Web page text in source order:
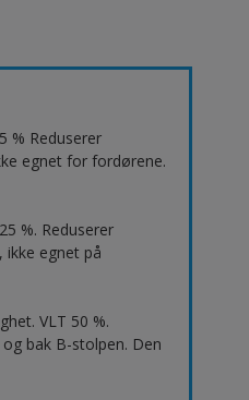
% Reduserer
egnet for fordørene.
%. Reduserer
ikke egnet på
VLT 50 %.
bak B-stolpen. Den